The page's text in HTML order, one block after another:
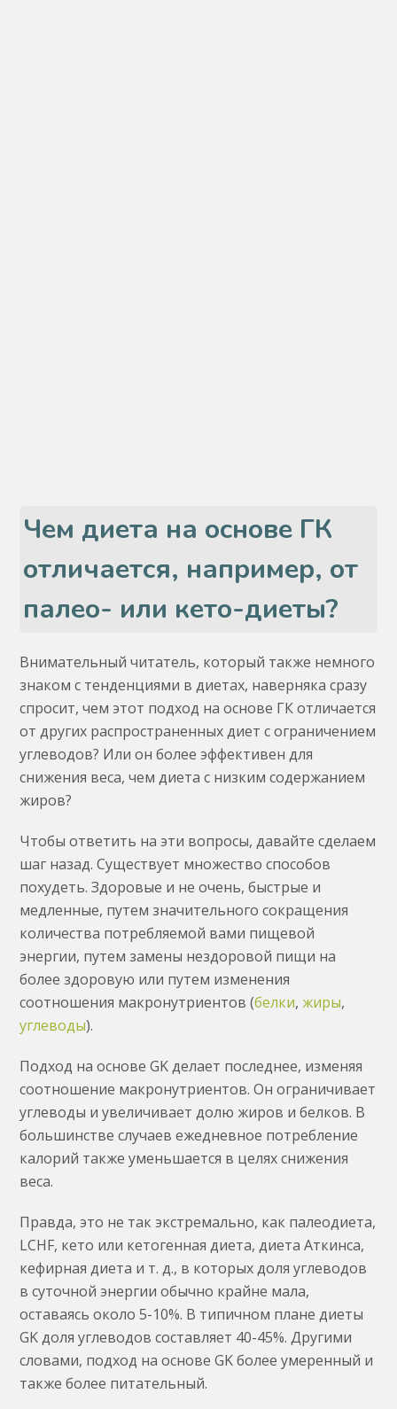
Чем диета на основе ГК
отличается, например, от
палео- или кето-диеты?
Внимательный читатель, который также немного
знаком с тенденциями в диетах, наверняка сразу
спросит, чем этот подход на основе ГК отличается
от других распространенных диет с ограничением
углеводов? Или он более эффективен для
снижения веса, чем диета с низким содержанием
жиров?
Чтобы ответить на эти вопросы, давайте сделаем
шаг назад. Существует множество способов
похудеть. Здоровые и не очень, быстрые и
медленные, путем значительного сокращения
количества потребляемой вами пищевой
энергии, путем замены нездоровой пищи на
более здоровую или путем изменения
соотношения макронутриентов (белки,жиры,
углеводы).
Подход на основе GK делает последнее, изменяя
соотношение макронутриентов. Он ограничивает
углеводы и увеличивает долю жиров и белков. В
большинстве случаев ежедневное потребление
калорий также уменьшается в целях снижения
веса.
Правда, это не так экстремально, как палеодиета,
LCHF, кето или кетогенная диета, диета Аткинса,
кефирная диета и т. д., в которых доля углеводов
в суточной энергии обычно крайне мала,
оставаясь около 5-10%. В типичном плане диеты
GK доля углеводов составляет 40-45%. Другими
словами, подход на основе GK более умеренный и
также более питательный.